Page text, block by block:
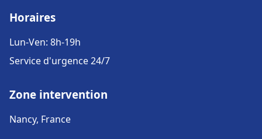
Horaires
Lun-Ven: 8h-19h
Service d'urgence 24/7
Zone intervention
Nancy, France